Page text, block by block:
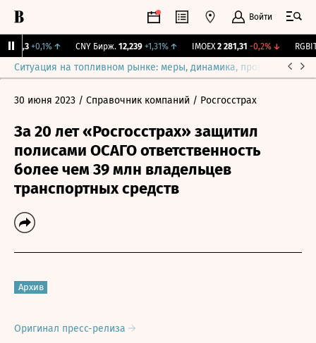
Войти
+0,1% ↑ CNY Бирж. 12,239 +1,31% ↑ IMOEX 2 281,31 -0,2%↓ RGBITR
Ситуация на топливном рынке: меры, динамика, прогнозы
30 июня 2023 / Справочник компаний / Росгосстрах
За 20 лет «Росгосстрах» защитил
полисами ОСАГО ответственность
более чем 39 млн владельцев
транспортных средств
Архив
Оригинал пресс-релиза